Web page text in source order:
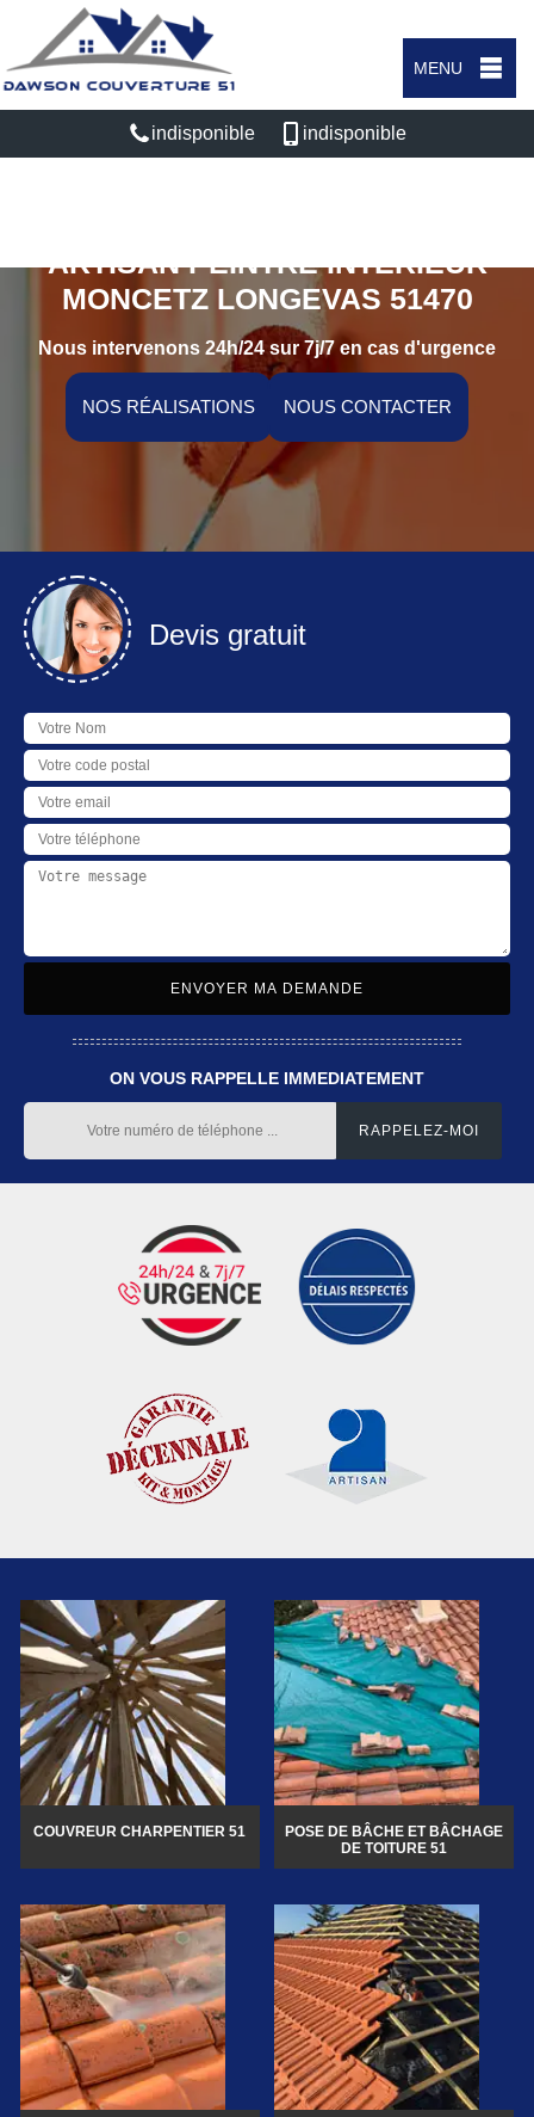
MENU
indisponible indisponible
ARTISAN PEINTRE INTÉRIEUR
MONCETZ LONGEVAS 51470
Nous intervenons 24h/24 sur 7j/7 en cas d'urgence
NOS RÉALISATIONS NOUS CONTACTER
Devis gratuit
ON VOUS RAPPELLE IMMEDIATEMENT
COUVREUR CHARPENTIER 51
POSE DE BÂCHE ET BÂCHAGE
DE TOITURE 51